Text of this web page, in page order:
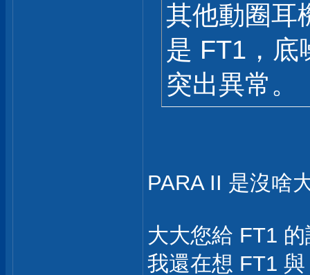
其他動圈耳
是 FT1，底
突出異常。
PARA II 是沒啥
大大您給 FT1
我還在想 FT1